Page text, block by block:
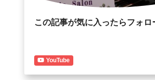
この記事が気に入ったらフォロ
YouTube